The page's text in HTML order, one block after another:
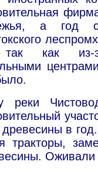
а год
так как из-
реки
в
тракторы,
Оживали